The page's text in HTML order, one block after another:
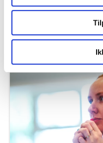
brukes. Du kan hele
samtykke fra erklæringen
LO Medias publikasjoner
og fontene.no bruker
lære hvordan våre
relevant innhold,
statistikk.
Vi deler bare informasjon
nettstedet med LO
innenfor analyse og
oversikten lengre ned på
KI tar jobben fra